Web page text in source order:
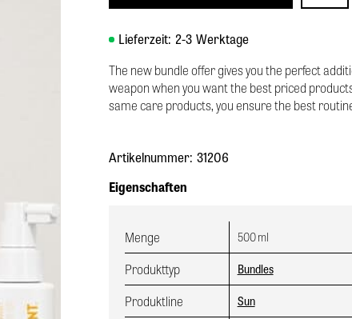
Lieferzeit: 2-3 Werktage
The new bundle offer gives you the perfect
weapon when you want the best priced
same care products, you ensure the best
Artikelnummer: 31206
Eigenschaften
Menge 500ml
Produkttyp Bundles
Produktline Sun